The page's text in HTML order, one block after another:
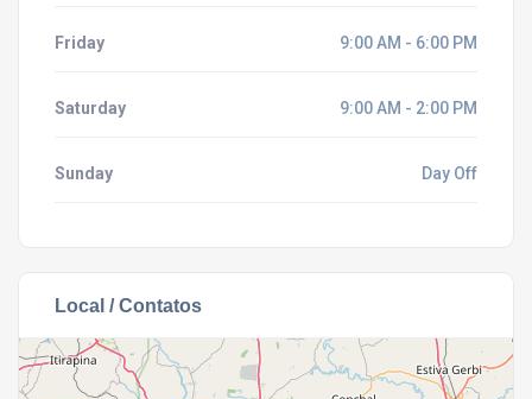
Friday 9:00 AM - 6:00 PM
Saturday 9:00 AM - 2:00 PM
Sunday Day Off
Local / Contatos